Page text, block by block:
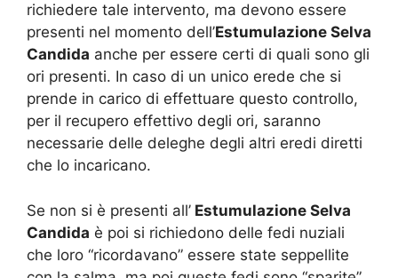
richiedere tale intervento, ma devono essere
presenti nel momento dell’Estumulazione Selva
Candida anche per essere certi di quali sono gli
ori presenti. In caso di un unico erede che si
prende in carico di effettuare questo controllo,
per il recupero effettivo degli ori, saranno
necessarie delle deleghe degli altri eredi diretti
che lo incaricano.
Se non si è presenti all’ Estumulazione Selva
Candida è poi si richiedono delle fedi nuziali
che loro “ricordavano” essere state seppellite